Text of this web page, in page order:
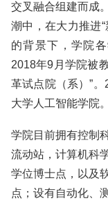
交叉融合组建而成
潮中，在大力推进“
的背景下，学院
2018年9月学院被
革试点院（系）”
大学人工智能学院。
学院目前拥有控制
流动站，计算机科
学位博士点，以及
点；设有自动化、